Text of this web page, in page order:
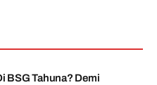
BSG Tahuna? Demi